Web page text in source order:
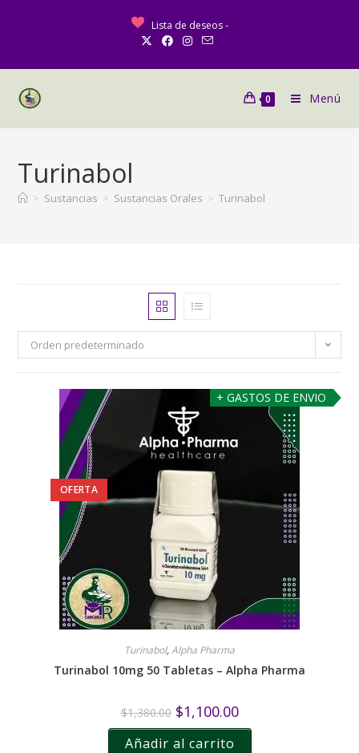
Lista de deseos -
0 Menú
Turinabol
> Sustancias > Sustancias Orales > Turinabol
Orden predeterminado
+ GASTOS DE ENVIO
OFERTA
Turinabol,Alpha Pharma
Turinabol 10mg 50 Tabletas – Alpha Pharma
$1,380.00 $1,100.00
Añadir al carrito